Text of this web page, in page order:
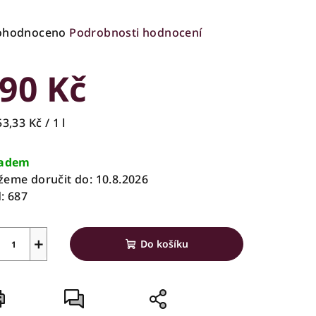
Podrobnosti hodnocení
Kč
Kč / 1 l
doručit do: 10.8.2026
687
+ Do košíku